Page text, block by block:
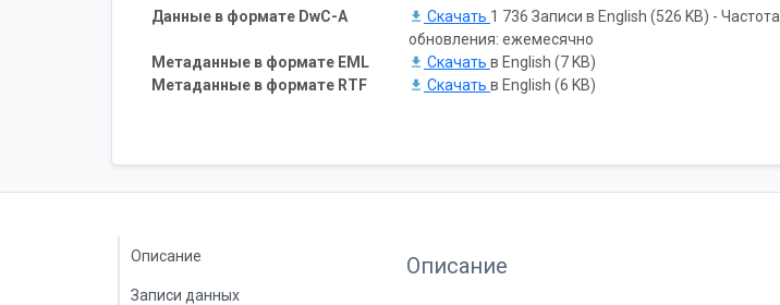
Данные в формате DwC-A
Скачать 1 736 Записи в English (526 KB) - Частота
обновления: ежемесячно
Метаданные в формате EML
Скачать в English (7 KB)
Метаданные в формате RTF
Скачать в English (6 KB)
Описание
Записи данных
Описание